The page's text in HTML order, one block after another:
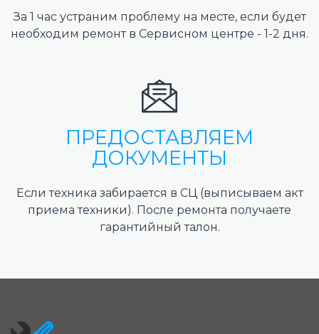
За 1 час устраним проблему на месте, если будет
необходим ремонт в Сервисном центре - 1-2 дня.
ПРЕДОСТАВЛЯЕМ
ДОКУМЕНТЫ
Если техника забирается в СЦ (выписываем акт
приема техники). После ремонта получаете
гарантийный талон.